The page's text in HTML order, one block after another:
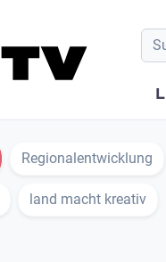
Regionalentwicklung
land macht kreativ